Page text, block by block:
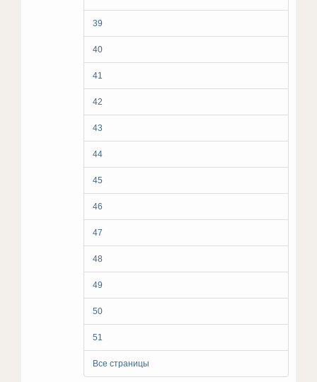
39
40
41
42
43
44
45
46
47
48
49
50
51
Все страницы